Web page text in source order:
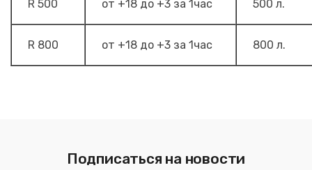
R 500 от +18 до +3 за 1час 500 л.
R 800 от +18 до +3 за 1час 800 л.
Подписаться на новости